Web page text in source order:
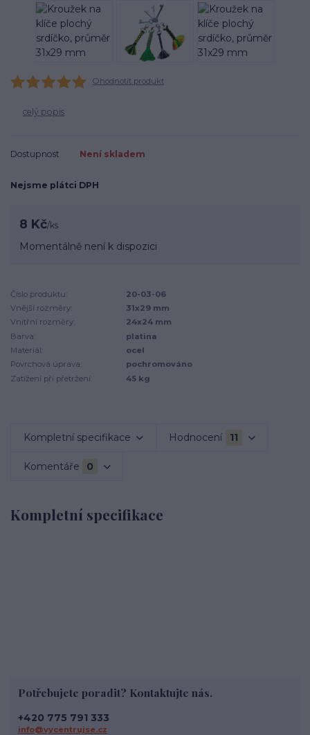
Ohodnotit produkt
celý popis
Dostupnost Není skladem
Nejsme plátci DPH
8 Kč/ks
Momentálně není k dispozici
Číslo produktu:
20-03-06
Vnější rozměry:
31x29 mm
Vnitřní rozměry:
24x24 mm
Barva:
platina
Materiál:
ocel
Povrchová úprava:
pochromováno
Zatížení při přetržení:
45 kg
Kompletní specifikace Hodnocení 11
Komentáře 0
Kompletní specifikace
Potřebujete poradit? Kontaktujte nás.
+420 775 791 333
info@vycentrujse.cz